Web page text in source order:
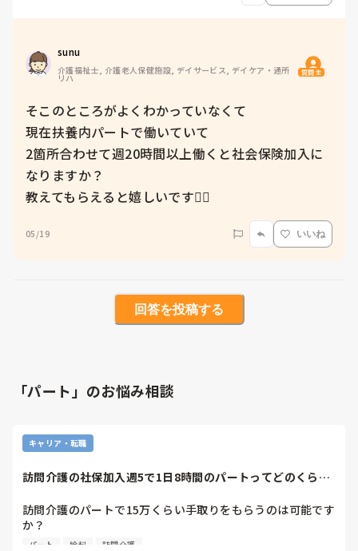
sunu
介護福祉士, 介護老人保健施設, デイサービス, デイケア・通所
リハ 質問主
そこのところがよくわかっていなくて
現在扶養内パートで働いていて
2箇所合わせて週20時間以上働くと社会保険加入に
なりますか？
教えてもらえると嬉しいです🙇‍♀️
05/19 いいね
回答を投稿する
「パート」のお悩み相談
キャリア・転職
訪問介護の社保加入週5で1日8時間のパートってどのくらい
訪問介護のパートで15万くらい手取りをもらうのは可能です
か？
訪問介護に興味があるのですが、施設と違い件数をたくさん
パート 給料 訪問介護